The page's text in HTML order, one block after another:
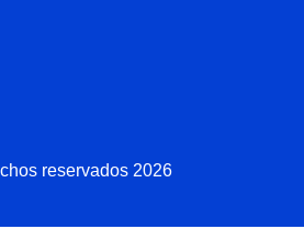
reservados 2026